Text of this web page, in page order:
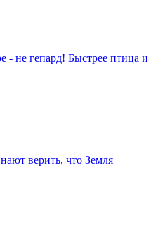
- не гепард! Быстрее птица и
верить, что Земля